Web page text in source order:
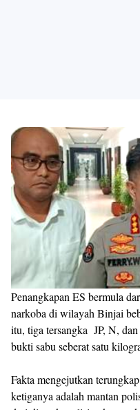
Penangkapan ES bermula
narkoba di wilayah Binjai
itu, tiga tersangka JP, N,
bukti sabu seberat satu
Fakta mengejutkan
ketiganya adalah mantan